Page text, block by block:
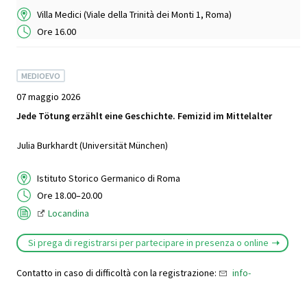
Villa Medici (Viale della Trinità dei Monti 1, Roma)
Ore 16.00
MEDIOEVO
07 maggio 2026
Jede Tötung erzählt eine Geschichte. Femizid im Mittelalter
Julia Burkhardt (Universität München)
Istituto Storico Germanico di Roma
Ore 18.00–20.00
Locandina
Si prega di registrarsi per partecipare in presenza o online
Contatto in caso di difficoltà con la registrazione: info-